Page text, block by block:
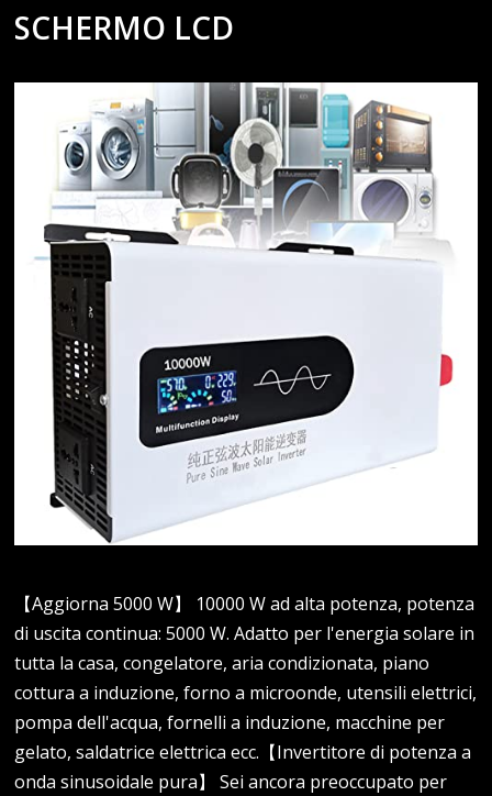
SCHERMO LCD
【Aggiorna 5000 W】 10000 W ad alta potenza, potenza
di uscita continua: 5000 W. Adatto per l'energia solare in
tutta la casa, congelatore, aria condizionata, piano
cottura a induzione, forno a microonde, utensili elettrici,
pompa dell'acqua, fornelli a induzione, macchine per
gelato, saldatrice elettrica ecc.【Invertitore di potenza a
onda sinusoidale pura】 Sei ancora preoccupato per